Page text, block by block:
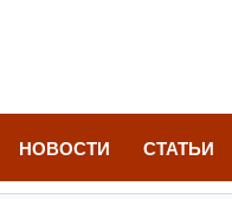
НОВОСТИ СТАТЬИ